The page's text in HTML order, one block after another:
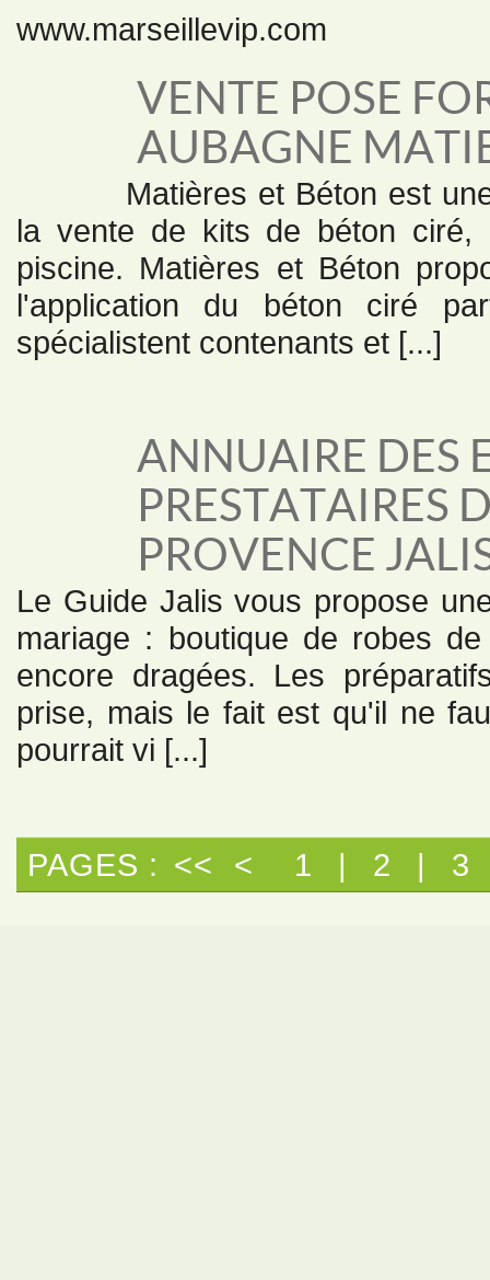
www.marseillevip.com
VENTE POSE
AUBAGNE
Matières et Béton est
la vente de kits de béton ciré,
piscine. Matières et Béton
l'application du béton ciré
spécialistent contenants et [...]
ANNUAIRE DES
PRESTATAIRES
PROVENCE
Le Guide Jalis vous propose
mariage : boutique de robes
encore dragées. Les
prise, mais le fait est qu'il ne
pourrait vi [...]
PAGES : << < 1 | 2 | 3